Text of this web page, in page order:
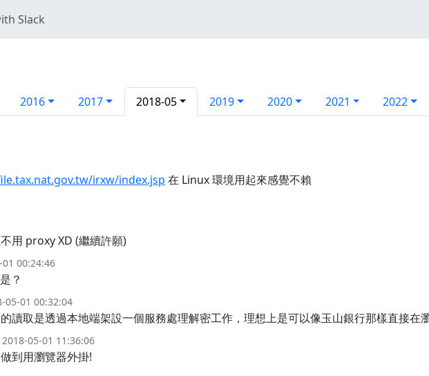
Slack
2016 2017 2018-05 2019 2020 2021 2022
irxw/index.jsp 在 Linux 環境用起來感覺不賴
用 proxy XD (繼續許願)
00:24:46
？
05-01 00:32:04
讀取是透過本地端架設一個服務處理解密工作，理想上是可以像玉山銀行那樣直接在
2018-05-01 11:36:06
到用瀏覽器外掛!